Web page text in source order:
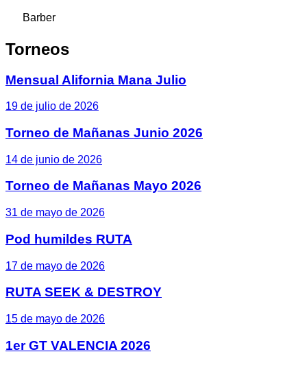
Barber
Torneos
Mensual Alifornia Mana Julio
19 de julio de 2026
Torneo de Mañanas Junio 2026
14 de junio de 2026
Torneo de Mañanas Mayo 2026
31 de mayo de 2026
Pod humildes RUTA
17 de mayo de 2026
RUTA SEEK & DESTROY
15 de mayo de 2026
1er GT VALENCIA 2026